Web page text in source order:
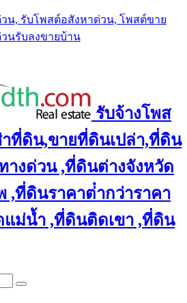
น, รับโพสต์อสังหาด่วน, โพสต์ขาย
นรับลงขายบ้าน
รับจ้างโพส
าที่ดิน,ขายที่ดินเปล่า,ที่ดิน
งด่วน ,ที่ดินต่างจังหวัด
,ที่ดินราคาต่ํากว่าราคา
แม่น้ำ ,ที่ดินติดเขา ,ที่ดิน